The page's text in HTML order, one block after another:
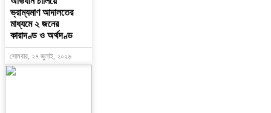
ভ্রাম্যমাণ আদালতের
মাধ্যমে ২ জনের
কারাদণ্ড ও অর্থদণ্ড
সোমবার, ২৭ জুলাই, ২০২৬